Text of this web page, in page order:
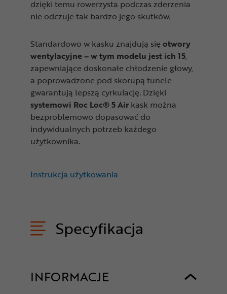
dzięki temu rowerzysta podczas zderzenia
nie odczuje tak bardzo jego skutków.
Standardowo w kasku znajdują się otwory
wentylacyjne – w tym modelu jest ich 15,
zapewniające doskonałe chłodzenie głowy,
a poprowadzone pod skorupą tunele
gwarantują lepszą cyrkulację. Dzięki
systemowi Roc Loc® 5 Air kask można
bezproblemowo dopasować do
indywidualnych potrzeb każdego
użytkownika.
Instrukcja użytkowania
Specyfikacja
INFORMACJE